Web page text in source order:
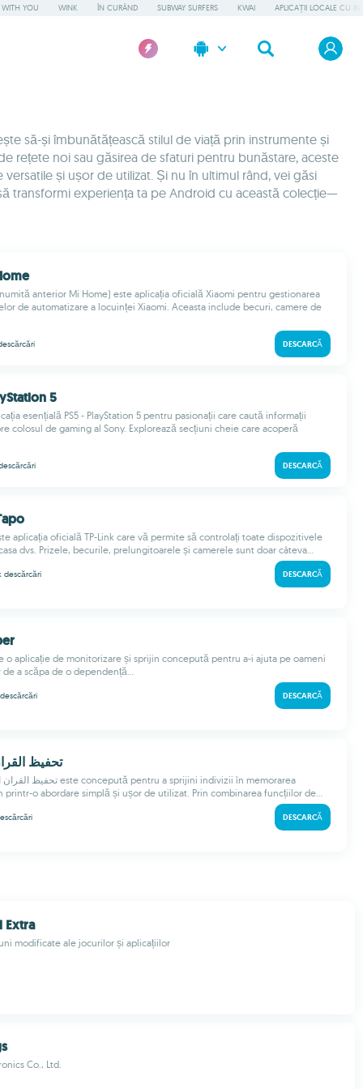
WITH YOU WINK ÎN CURÂND SUBWAY SURFERS KWAI APLICAȚII LOCALE CU
să-și îmbunătățească stilul de viață prin instrumente și
rețete noi sau găsirea de sfaturi pentru bunăstare, aceste
și ușor de utilizat. Și nu în ultimul rând, vei găsi
transformi experiența ta pe Android cu această colecție—
anterior Mi Home) este aplicația oficială Xiaomi pentru gestionarea
de automatizare a locuinței Xiaomi. Aceasta include becuri, camere de
DESCARCĂ
5
esențială PS5 - PlayStation 5 pentru pasionații care caută informații
colosul de gaming al Sony. Explorează secțiuni cheie care acoperă
DESCARCĂ
aplicația oficială TP-Link care vă permite să controlați toate dispozitivele
dvs. Prizele, becurile, prelungitoarele și camerele sunt doar câteva...
descărcări DESCARCĂ
o aplicație de monitorizare și sprijin concepută pentru a-i ajuta pe oameni
a scăpa de o dependență...
descărcări DESCARCĂ
10. تحفيظ
printr-o abordare simplă și ușor de utilizat. Prin combinarea funcțiilor de...
DESCARCĂ
Extra
modificate ale jocurilor și aplicațiilor
Co., Ltd.